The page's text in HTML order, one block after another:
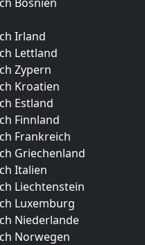
Irland
Lettland
Zypern
Kroatien
Estland
Finnland
Frankreich
Griechenland
Italien
Liechtenstein
Luxemburg
Niederlande
Norwegen